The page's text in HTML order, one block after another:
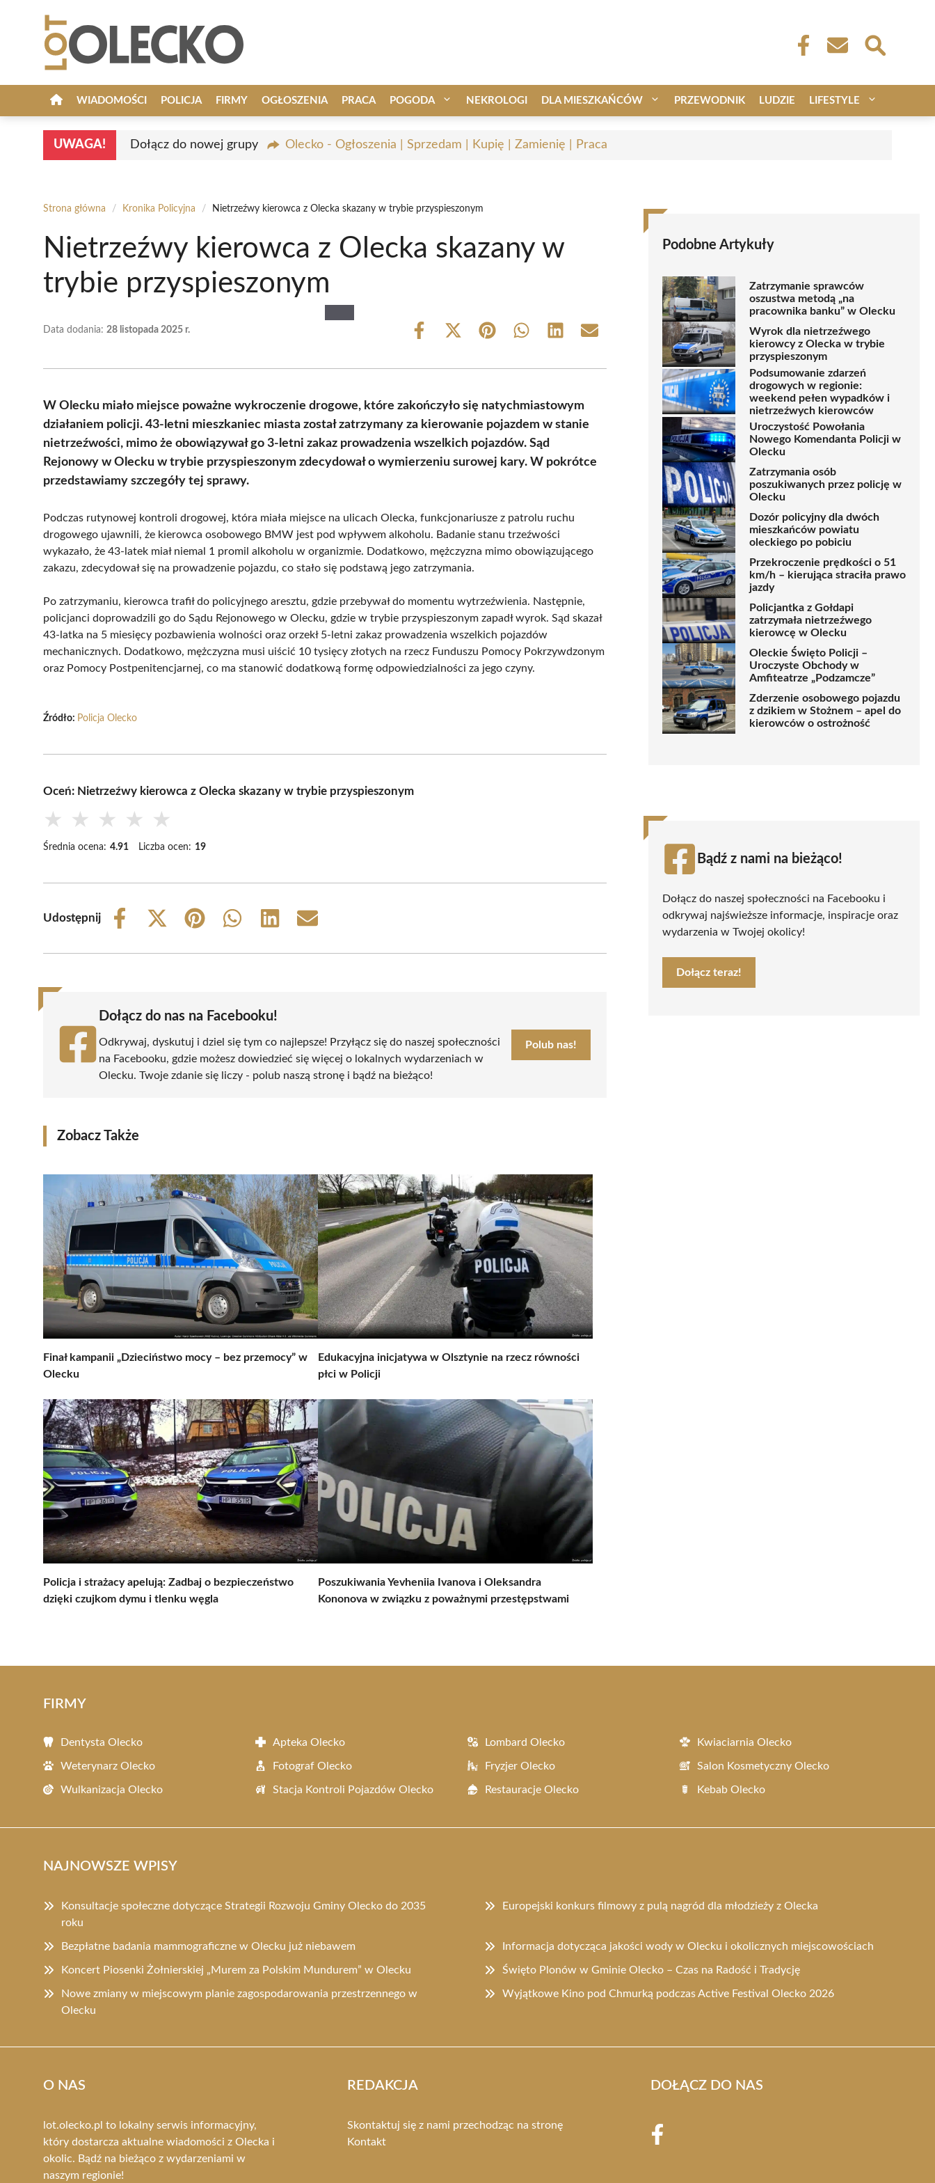
WIADOMOŚCI POLICJA FIRMY OGŁOSZENIA PRACA POGODA NEKROLOGI DLA MIESZKAŃCÓW PRZEWODNIK LUDZIE LIFESTYLE
UWAGA! Dołącz do nowej grupy Olecko - Ogłoszenia | Sprzedam | Kupię | Zamienię | Praca
Strona główna / Kronika Policyjna / Nietrzeźwy kierowca z Olecka skazany w trybie przyspieszonym
Nietrzeźwy kierowca z Olecka skazany w
trybie przyspieszonym
Data dodania: 28 listopada 2025 r.
Share
Share
(Twitter)
Share Share Share Share
W Olecku miało miejsce poważne wykroczenie drogowe, które zakończyło się natychmiastowym
działaniem policji. 43-letni mieszkaniec miasta został zatrzymany za kierowanie pojazdem w stanie
nietrzeźwości, mimo że obowiązywał go 3-letni zakaz prowadzenia wszelkich pojazdów. Sąd
Rejonowy w Olecku w trybie przyspieszonym zdecydował o wymierzeniu surowej kary. W pokrótce
przedstawiamy szczegóły tej sprawy.
Podczas rutynowej kontroli drogowej, która miała miejsce na ulicach Olecka, funkcjonariusze z patrolu ruchu
drogowego ujawnili, że kierowca osobowego BMW jest pod wpływem alkoholu. Badanie stanu trzeźwości
wykazało, że 43-latek miał niemal 1 promil alkoholu w organizmie. Dodatkowo, mężczyzna mimo obowiązującego
zakazu, zdecydował się na prowadzenie pojazdu, co stało się podstawą jego zatrzymania.
Po zatrzymaniu, kierowca trafił do policyjnego aresztu, gdzie przebywał do momentu wytrzeźwienia. Następnie,
policjanci doprowadzili go do Sądu Rejonowego w Olecku, gdzie w trybie przyspieszonym zapadł wyrok. Sąd skazał
43-latka na 5 miesięcy pozbawienia wolności oraz orzekł 5-letni zakaz prowadzenia wszelkich pojazdów
mechanicznych. Dodatkowo, mężczyzna musi uiścić 10 tysięcy złotych na rzecz Funduszu Pomocy Pokrzywdzonym
oraz Pomocy Postpenitencjarnej, co ma stanowić dodatkową formę odpowiedzialności za jego czyny.
Źródło: Policja Olecko
Oceń: Nietrzeźwy kierowca z Olecka skazany w trybie przyspieszonym
★ ★ ★ ★ ★
Średnia ocena: 4.91 Liczba ocen: 19
Udostępnij
Share
Share
(Twitter)
Share
Share
Share
Share
Dołącz do nas na Facebooku!
Odkrywaj, dyskutuj i dziel się tym co najlepsze! Przyłącz się do naszej społeczności
na Facebooku, gdzie możesz dowiedzieć się więcej o lokalnych wydarzeniach w
Olecku. Twoje zdanie się liczy - polub naszą stronę i bądź na bieżąco!
Polub nas!
Zobacz Także
Finał kampanii „Dzieciństwo mocy – bez przemocy” w
Olecku
Edukacyjna inicjatywa w Olsztynie na rzecz równości
płci w Policji
Policja i strażacy apelują: Zadbaj o bezpieczeństwo
dzięki czujkom dymu i tlenku węgla
Poszukiwania Yevheniia Ivanova i Oleksandra
Kononova w związku z poważnymi przestępstwami
Podobne Artykuły
Zatrzymanie sprawców
oszustwa metodą „na
pracownika banku” w Olecku
Wyrok dla nietrzeźwego
kierowcy z Olecka w trybie
przyspieszonym
Podsumowanie zdarzeń
drogowych w regionie:
weekend pełen wypadków i
nietrzeźwych kierowców
Uroczystość Powołania
Nowego Komendanta Policji w
Olecku
Zatrzymania osób
poszukiwanych przez policję w
Olecku
Dozór policyjny dla dwóch
mieszkańców powiatu
oleckiego po pobiciu
Przekroczenie prędkości o 51
km/h – kierująca straciła prawo
jazdy
Policjantka z Gołdapi
zatrzymała nietrzeźwego
kierowcę w Olecku
Oleckie Święto Policji –
Uroczyste Obchody w
Amfiteatrze „Podzamcze”
Zderzenie osobowego pojazdu
z dzikiem w Stożnem – apel do
kierowców o ostrożność
Bądź z nami na bieżąco!
Dołącz do naszej społeczności na Facebooku i
odkrywaj najświeższe informacje, inspiracje oraz
wydarzenia w Twojej okolicy!
Dołącz teraz!
FIRMY
Dentysta Olecko Apteka Olecko Lombard Olecko Kwiaciarnia Olecko
Weterynarz Olecko Fotograf Olecko Fryzjer Olecko Salon Kosmetyczny Olecko
Wulkanizacja Olecko Stacja Kontroli Pojazdów Olecko Restauracje Olecko Kebab Olecko
NAJNOWSZE WPISY
Konsultacje społeczne dotyczące Strategii Rozwoju Gminy Olecko do 2035
roku
Europejski konkurs filmowy z pulą nagród dla młodzieży z Olecka
Bezpłatne badania mammograficzne w Olecku już niebawem Informacja dotycząca jakości wody w Olecku i okolicznych miejscowościach
Koncert Piosenki Żołnierskiej „Murem za Polskim Mundurem” w Olecku Święto Plonów w Gminie Olecko – Czas na Radość i Tradycję
Nowe zmiany w miejscowym planie zagospodarowania przestrzennego w
Olecku
Wyjątkowe Kino pod Chmurką podczas Active Festival Olecko 2026
O NAS
lot.olecko.pl to lokalny serwis informacyjny,
który dostarcza aktualne wiadomości z Olecka i
okolic. Bądź na bieżąco z wydarzeniami w
naszym regionie!
REDAKCJA
Skontaktuj się z nami przechodząc na stronę
Kontakt
DOŁĄCZ DO NAS